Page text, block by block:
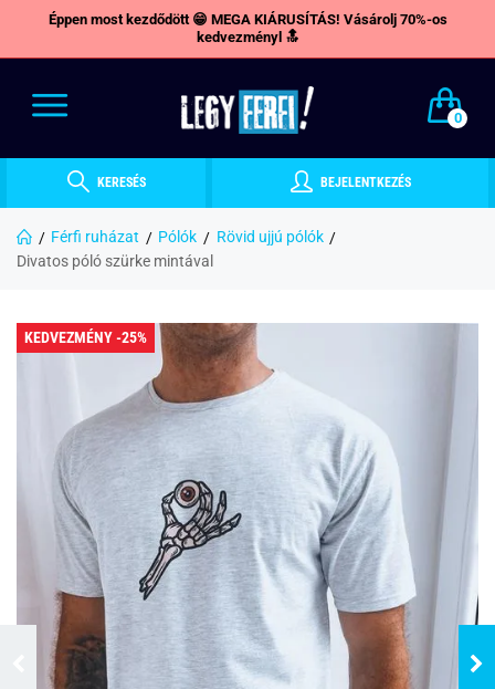
Éppen most kezdődött 😁 MEGA KIÁRUSÍTÁS! Vásárolj 70%-os
kedvezményl 🔝
0
KERESÉS BEJELENTKEZÉS
Férfi ruházat Pólók
Rövid ujjú pólók
Divatos póló szürke mintával
KEDVEZMÉNY -25%